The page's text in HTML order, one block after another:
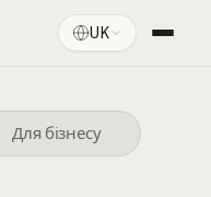
UK
Для бізнесу